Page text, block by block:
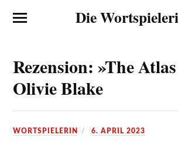
Die
Rezension: »The
Olivie Blake
WORTSPIELERIN 6. APRIL 2023